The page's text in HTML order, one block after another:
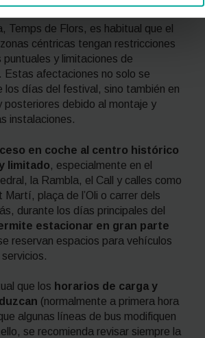
Temps de Flors, es habitual que el
céntricas tengan restricciones
y limitaciones de
Estas afectaciones no solo se
los días del festival, sino también en
posteriores debido al montaje y
instalaciones.
en coche al centro histórico
limitado, especialmente en el
la Rambla, el Call y calles como
Martí, plaça de l’Oli o carrer dels
durante los días principales del
estacionar en gran parte
reservan espacios para vehículos
que los horarios de carga y
(normalmente a primera hora
algunas líneas de bus modifiquen
se recomienda revisar siempre la